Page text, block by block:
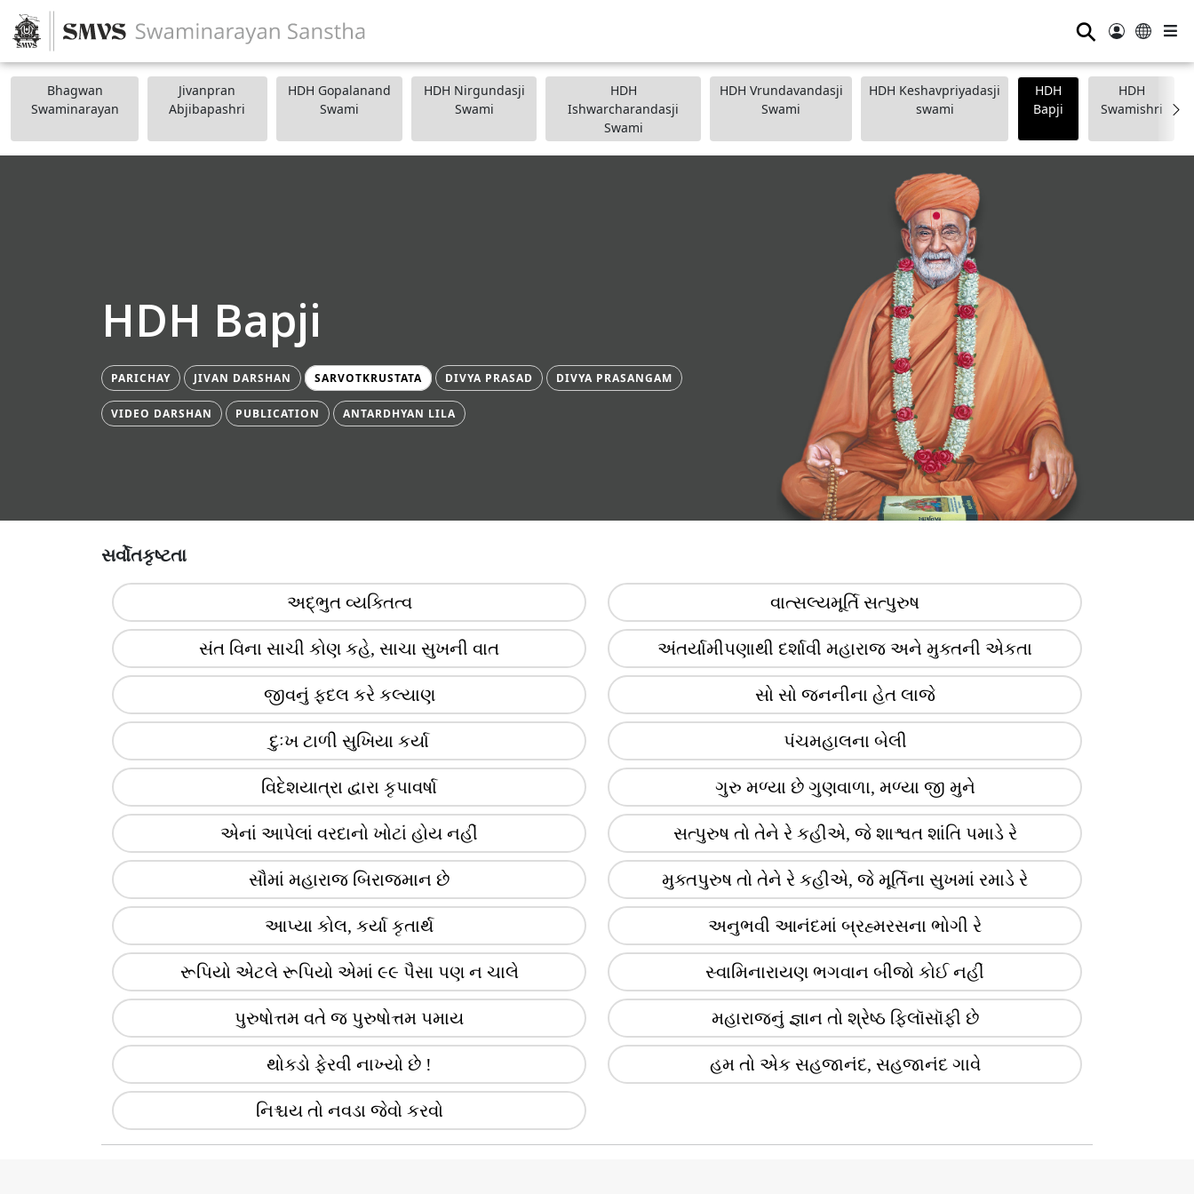
⚲
Bhagwan
Swaminarayan
Jivanpran
Abjibapashri
HDH Gopalanand
Swami
HDH Nirgundasji
Swami
HDH
Ishwarcharandasji
Swami
HDH Vrundavandasji
Swami
HDH Keshavpriyadasji
swami
HDH
Bapji
HDH
Swamishri
HDH Bapji
PARICHAY JIVAN DARSHAN SARVOTKRUSTATA DIVYA PRASAD DIVYA PRASANGAM
VIDEO DARSHAN PUBLICATION ANTARDHYAN LILA
સર્વોતકૃષ્ટતા
અદ્ભુત વ્યક્તિત્વ વાત્સલ્યમૂર્તિ સત્પુરુષ
સંત વિના સાચી કોણ કહે, સાચા સુખની વાત અંતર્યામીપણાથી દર્શાવી મહારાજ અને મુક્તની એકતા
જીવનું ફદલ કરે કલ્યાણ સો સો જનનીના હેત લાજે
દુઃખ ટાળી સુખિયા કર્યા પંચમહાલના બેલી
વિદેશયાત્રા દ્વારા કૃપાવર્ષા ગુરુ મળ્યા છે ગુણવાળા, મળ્યા જી મુને
એનાં આપેલાં વરદાનો ખોટાં હોય નહીં સત્પુરુષ તો તેને રે કહીએ, જે શાશ્વત શાંતિ પમાડે રે
સૌમાં મહારાજ બિરાજમાન છે મુક્તપુરુષ તો તેને રે કહીએ, જે મૂર્તિના સુખમાં રમાડે રે
આપ્યા કોલ, કર્યા કૃતાર્થ અનુભવી આનંદમાં બ્રહ્મરસના ભોગી રે
રૂપિયો એટલે રૂપિયો એમાં ૯૯ પૈસા પણ ન ચાલે સ્વામિનારાયણ ભગવાન બીજો કોઈ નહીં
પુરુષોત્તમ વતે જ પુરુષોત્તમ પમાય મહારાજનું જ્ઞાન તો શ્રેષ્ઠ ફિલૉસૉફી છે
થોક્ડો ફેરવી નાખ્યો છે ! હમ તો એક સહજાનંદ, સહજાનંદ ગાવે
નિશ્ચય તો નવડા જેવો કરવો